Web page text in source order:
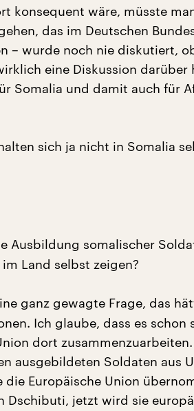
konsequent wäre, müsste
das im Deutschen
– wurde noch nie diskutiert,
eine Diskussion darüber
Somalia und damit auch für
sich ja nicht in Somalia
Ausbildung somalischer
Land selbst zeigen?
ganz gewagte Frage, das
Ich glaube, dass es schon
dort zusammenzuarbeiten.
ausgebildeten Soldaten aus
die Europäische Union
Dschibuti, jetzt wird sie